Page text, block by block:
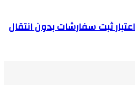
ثبت سفارشات بدون انتقال